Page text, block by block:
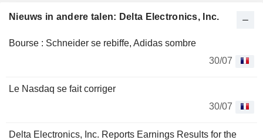
Nieuws in andere talen: Delta Electronics, Inc.
Bourse : Schneider se rebiffe, Adidas sombre
30/07
Le Nasdaq se fait corriger
30/07
Delta Electronics, Inc. Reports Earnings Results for the